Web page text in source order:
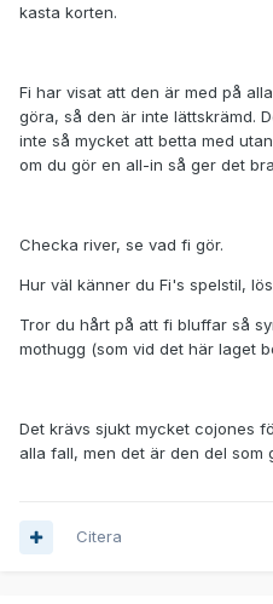
kasta korten.
Fi har visat att den är med på
göra, så den är inte lättskrämd.
inte så mycket att betta med
om du gör en all-in så ger det
Checka river, se vad fi gör.
Hur väl känner du Fi's spelstil,
Tror du hårt på att fi bluffar så
mothugg (som vid det här laget
Det krävs sjukt mycket cojones
alla fall, men det är den del som
Citera